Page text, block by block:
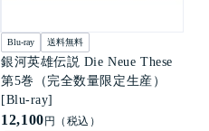
Blu-ray 送料無料
銀河英雄伝説 Die Neue These
第5巻（完全数量限定生産）
[Blu-ray]
12,100 円（税込）